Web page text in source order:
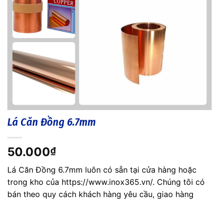
Lá Căn Đồng 6.7mm
50.000₫
Lá Căn Đồng 6.7mm luôn có sẵn tại cửa hàng hoặc
trong kho của https://www.inox365.vn/. Chúng tôi có
bán theo quy cách khách hàng yêu cầu, giao hàng